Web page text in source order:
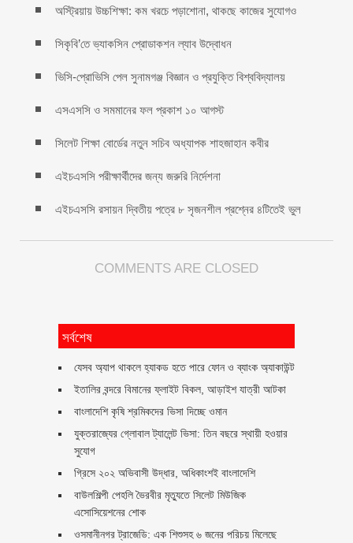
অস্ট্রিয়ায় উচ্চশিক্ষা: কম খরচে পড়াশোনা, থাকছে কাজের সুযোগও
সিকৃবি’তে ভ্যাকসিন প্রোডাকশন ল্যাব উদ্বোধন
ভিসি-প্রোভিসি পেল সুনামগঞ্জ বিজ্ঞান ও প্রযুক্তি বিশ্ববিদ্যালয়
এসএসসি ও সমমানের ফল প্রকাশ ১০ আগস্ট
সিলেট শিক্ষা বোর্ডের নতুন সচিব অধ্যাপক শাহজাহান কবীর
এইচএসসি পরীক্ষার্থীদের জন্য জরুরি নির্দেশনা
এইচএসসি রসায়ন দ্বিতীয় পত্রে ৮ সৃজনশীল প্রশ্নের ৪টিতেই ভুল
COMMENTS ARE CLOSED
সর্বশেষ
যেসব অ্যাপ থাকলে হ্যাকড হতে পারে ফোন ও ব্যাংক অ্যাকাউন্ট
ইতালির বন্দরে বিমানের ফ্লাইট বিকল, আড়াইশ যাত্রী আটকা
বাংলাদেশি কৃষি শ্রমিকদের ভিসা দিচ্ছে ওমান
যুক্তরাজ্যের গ্লোবাল ট্যালেন্ট ভিসা: তিন বছরে স্থায়ী হওয়ার
সুযোগ
গ্রিসে ২০২ অভিবাসী উদ্ধার, অধিকাংশই বাংলাদেশি
বাউলশিল্পী পেহলি ভৈরবীর মৃত্যুতে সিলেট মিউজিক
এসোসিয়েশনের শোক
ওসমানীনগর ট্রাজেডি: এক শিশুসহ ৬ জনের পরিচয় মিলেছে